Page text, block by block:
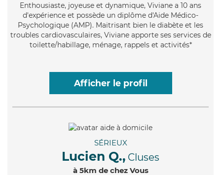
Enthousiaste, joyeuse et dynamique, Viviane a 10 ans
d'expérience et possède un diplôme d'Aide Médico-
Psychologique (AMP). Maitrisant bien le diabète et les
troubles cardiovasculaires, Viviane apporte ses services de
toilette/habillage, ménage, rappels et activités*
Afficher le profil
SÉRIEUX
Lucien Q., Cluses
à 5km de chez Vous